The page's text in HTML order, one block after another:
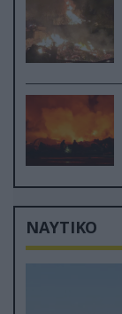
ΝΑΥΤΙΚΟ